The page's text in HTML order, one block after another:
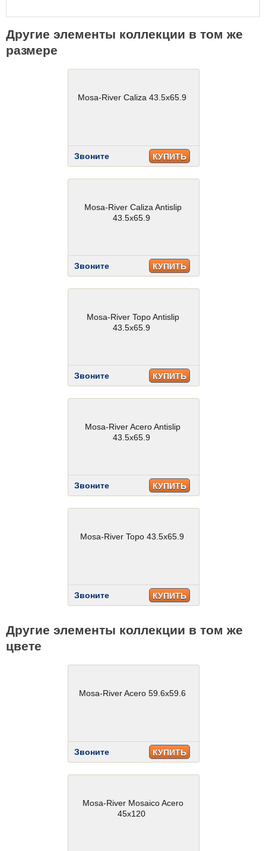
Другие элементы коллекции в том же
размере
Mosa-River Caliza 43.5x65.9
Звоните КУПИТЬ
Mosa-River Caliza Antislip
43.5x65.9
Звоните КУПИТЬ
Mosa-River Topo Antislip
43.5x65.9
Звоните КУПИТЬ
Mosa-River Acero Antislip
43.5x65.9
Звоните КУПИТЬ
Mosa-River Topo 43.5x65.9
Звоните КУПИТЬ
Другие элементы коллекции в том же
цвете
Mosa-River Acero 59.6x59.6
Звоните КУПИТЬ
Mosa-River Mosaico Acero
45x120